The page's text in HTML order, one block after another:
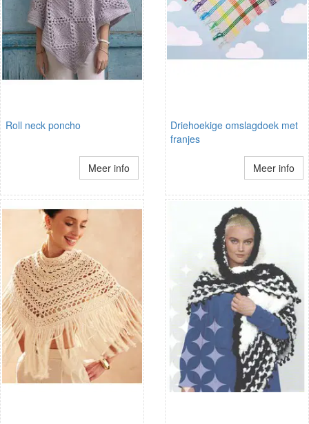
Roll neck poncho
Meer info
Driehoekige omslagdoek met
franjes
Meer info